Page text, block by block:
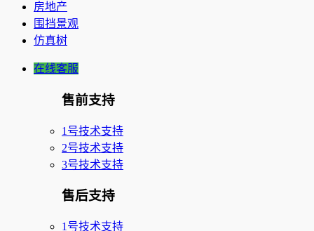
房地产
围挡景观
仿真树
在线客服
售前支持
1号技术支持
2号技术支持
3号技术支持
售后支持
1号技术支持